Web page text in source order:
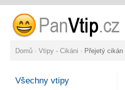
Domů › Vtipy - Cikáni › Přejetý cikán
Všechny vtipy